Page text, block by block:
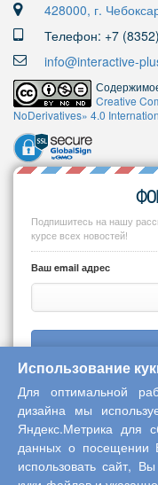
428000, г.
Телефон: +7
info@interactive-
Creative
NoDerivatives» 4.0
Подпишитесь на нашу
курсе всех новостей!
Ваш email адрес
Copyright © 2013-2026
Использование
Для оптимальной
дизайна мы
Яндекс.Метрика для
данных о посещении
использовать сайт,